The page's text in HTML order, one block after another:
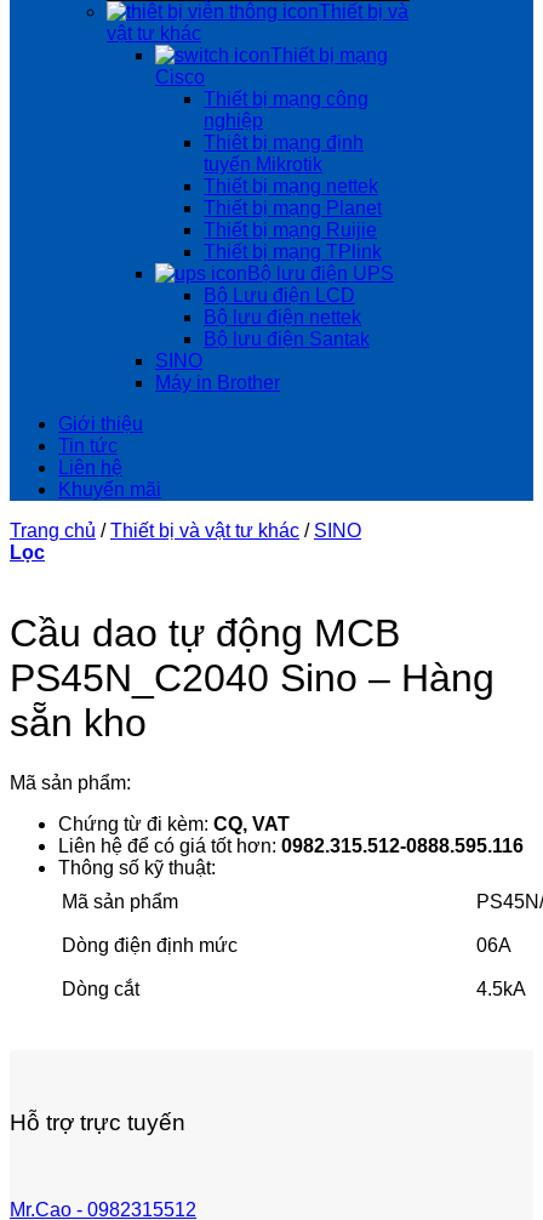
Thiết bị và
vật tư khác
Thiết bị mạng
Cisco
Thiết bị mạng công
nghiệp
Thiêt bị mạng định
tuyến Mikrotik
Thiết bị mạng nettek
Thiết bị mạng Planet
Thiết bị mạng Ruijie
Thiết bị mạng TPlink
Bộ lưu điện UPS
Bộ Lưu điện LCD
Bộ lưu điện nettek
Bộ lưu điện Santak
SINO
Máy in Brother
Giới thiệu
Tin tức
Liên hệ
Khuyến mãi
Trang chủ / Thiết bị và vật tư khác / SINO
Lọc
Cầu dao tự động MCB
PS45N_C2040 Sino – Hàng
sẵn kho
Mã sản phẩm:
Chứng từ đi kèm: CQ, VAT
Liên hệ để có giá tốt hơn: 0982.315.512-0888.595.116
Thông số kỹ thuật:
Mã sản phẩm
Dòng điện định mức 06A
Dòng cắt 4.5kA
Hỗ trợ trực tuyến
Mr.Cao - 0982315512